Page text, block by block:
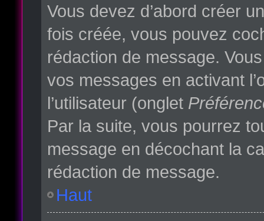
Vous devez d’abord créer
fois créée, vous pouvez
rédaction de message.
vos messages en activant
l’utilisateur (onglet
Par la suite, vous pourrez
message en décochant la
rédaction de message.
Haut